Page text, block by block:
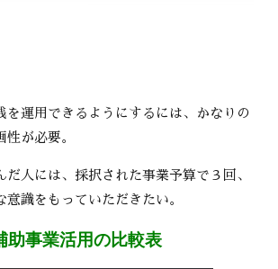
を運用できるようにするには、かなりの
性が必要。
だ人には、採択された事業予算で３回、
意識をもっていただきたい。
助事業活用の比較表